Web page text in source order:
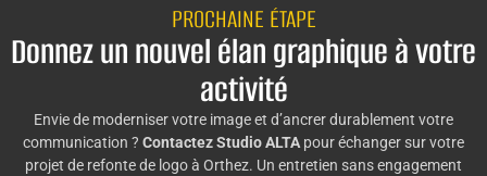
PROCHAINE ÉTAPE
Donnez un nouvel élan graphique à votre
activité
Envie de moderniser votre image et d’ancrer durablement votre
communication ? Contactez Studio ALTA pour échanger sur votre
projet de refonte de logo à Orthez. Un entretien sans engagement